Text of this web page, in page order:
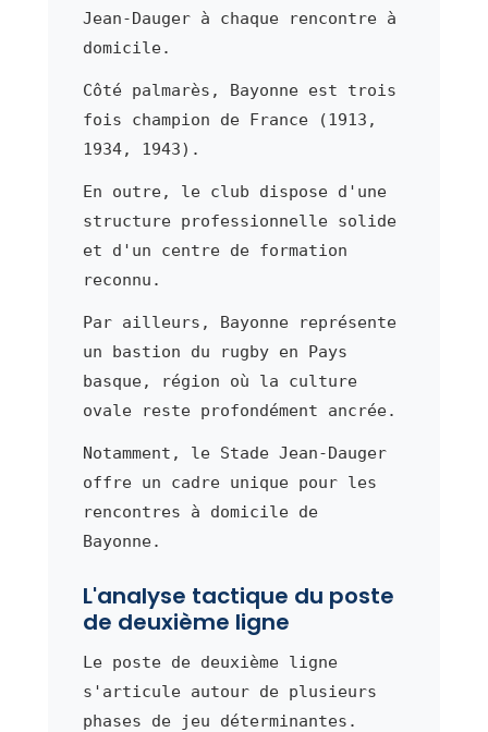
Jean-Dauger à chaque rencontre à
domicile.
Côté palmarès, Bayonne est trois
fois champion de France (1913,
1934, 1943).
En outre, le club dispose d'une
structure professionnelle solide
et d'un centre de formation
reconnu.
Par ailleurs, Bayonne représente
un bastion du rugby en Pays
basque, région où la culture
ovale reste profondément ancrée.
Notamment, le Stade Jean-Dauger
offre un cadre unique pour les
rencontres à domicile de
Bayonne.
L'analyse tactique du poste
de deuxième ligne
Le poste de deuxième ligne
s'articule autour de plusieurs
phases de jeu déterminantes.